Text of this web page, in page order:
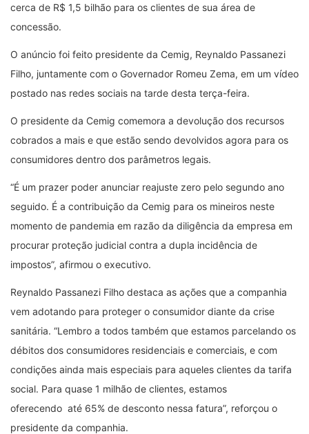
cerca de R$ 1,5 bilhão para os clientes de sua área de
concessão.
O anúncio foi feito presidente da Cemig, Reynaldo Passanezi
Filho, juntamente com o Governador Romeu Zema, em um vídeo
postado nas redes sociais na tarde desta terça-feira.
O presidente da Cemig comemora a devolução dos recursos
cobrados a mais e que estão sendo devolvidos agora para os
consumidores dentro dos parâmetros legais.
“É um prazer poder anunciar reajuste zero pelo segundo ano
seguido. É a contribuição da Cemig para os mineiros neste
momento de pandemia em razão da diligência da empresa em
procurar proteção judicial contra a dupla incidência de
impostos”, afirmou o executivo.
Reynaldo Passanezi Filho destaca as ações que a companhia
vem adotando para proteger o consumidor diante da crise
sanitária. “Lembro a todos também que estamos parcelando os
débitos dos consumidores residenciais e comerciais, e com
condições ainda mais especiais para aqueles clientes da tarifa
social. Para quase 1 milhão de clientes, estamos
oferecendo até 65% de desconto nessa fatura”, reforçou o
presidente da companhia.